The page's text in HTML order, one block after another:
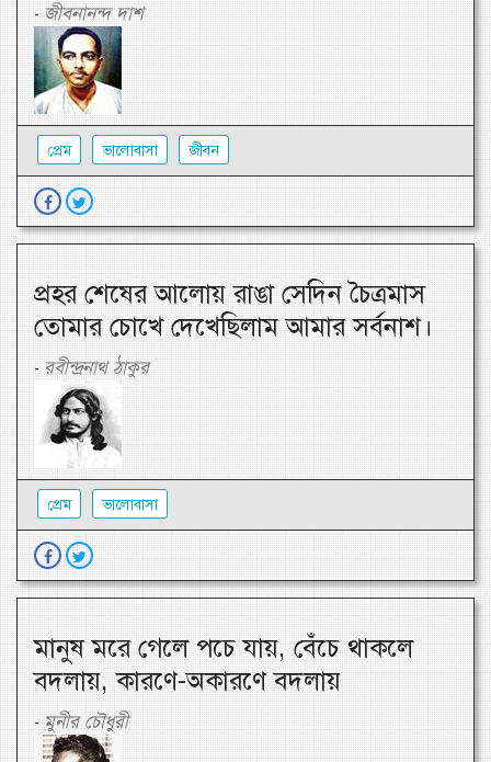
- জীবনানন্দ দাশ
প্রেম ভালোবাসা জীবন
প্রহর শেষের আলোয় রাঙা সেদিন চৈত্রমাস
তোমার চোখে দেখেছিলাম আমার সর্বনাশ।
- রবীন্দ্রনাথ ঠাকুর
প্রেম ভালোবাসা
মানুষ মরে গেলে পচে যায়, বেঁচে থাকলে
বদলায়, কারণে-অকারণে বদলায়
- মুনীর চৌধুরী